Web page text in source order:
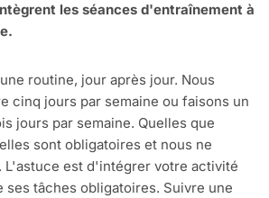
les séances d'entraînement à
routine, jour après jour. Nous
cinq jours par semaine ou faisons un
jours par semaine. Quelles que
sont obligatoires et nous ne
L'astuce est d'intégrer votre activité
ses tâches obligatoires. Suivre une